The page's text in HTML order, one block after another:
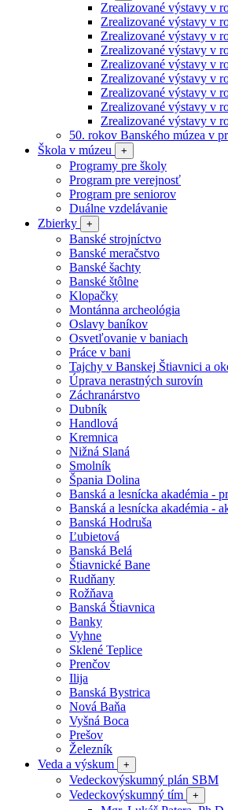
Zrealizované výstavy v
Zrealizované výstavy v
Zrealizované výstavy v
Zrealizované výstavy v
Zrealizované výstavy v
Zrealizované výstavy v
Zrealizované výstavy v
Zrealizované výstavy v
Zrealizované výstavy v
50. rokov Banského múzea v
Škola v múzeu
+
Programy pre školy
Program pre verejnosť
Program pre seniorov
Duálne vzdelávanie
Zbierky
+
Banské strojníctvo
Banské meračstvo
Banské šachty
Banské štôlne
Klopačky
Montánna archeológia
Oslavy baníkov
Osvetľovanie v baniach
Práce v bani
Tajchy v Banskej Štiavnici a
Úprava nerastných surovín
Záchranárstvo
Dubník
Handlová
Kremnica
Nižná Slaná
Smolník
Špania Dolina
Banská a lesnícka akadémia -
Banská a lesnícka akadémia -
Banská Hodruša
Ľubietová
Banská Belá
Štiavnické Bane
Rudňany
Rožňava
Banská Štiavnica
Banky
Vyhne
Sklené Teplice
Prenčov
Ilija
Banská Bystrica
Nová Baňa
Vyšná Boca
Prešov
Železník
Veda a výskum
+
Vedeckovýskumný plán SBM
Vedeckovýskumný tím
+